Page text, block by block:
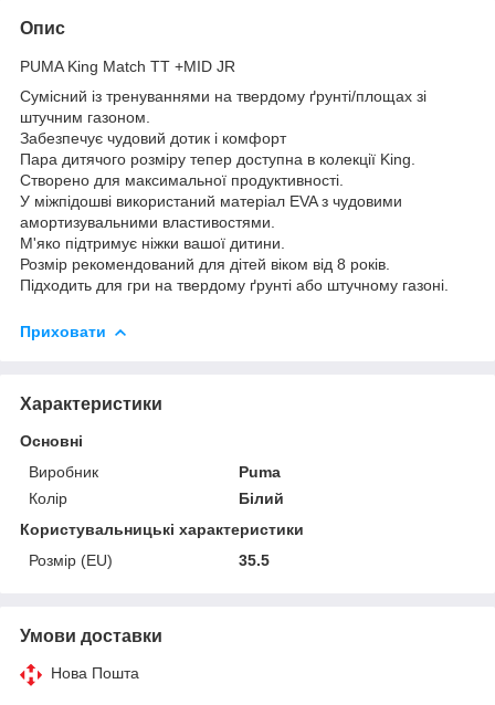
Опис
PUMA King Match TT +MID JR
Сумісний із тренуваннями на твердому ґрунті/площах зі
штучним газоном.
Забезпечує чудовий дотик і комфорт
Пара дитячого розміру тепер доступна в колекції King.
Створено для максимальної продуктивності.
У міжпідошві використаний матеріал EVA з чудовими
амортизувальними властивостями.
М'яко підтримує ніжки вашої дитини.
Розмір рекомендований для дітей віком від 8 років.
Підходить для гри на твердому ґрунті або штучному газоні.
Приховати
Характеристики
Основні
Виробник
Puma
Колір
Білий
Користувальницькі характеристики
Розмір (EU)
35.5
Умови доставки
Нова Пошта